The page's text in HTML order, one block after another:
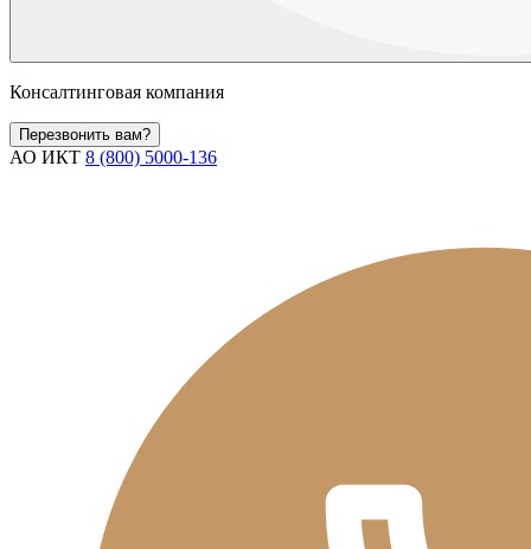
Консалтинговая компания
Перезвонить вам?
АО ИКТ 8 (800) 5000-136